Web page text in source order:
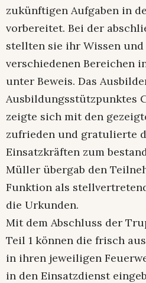
zukünftigen Aufgaben in
vorbereitet. Bei der
stellten sie ihr Wissen
verschiedenen Bereichen
unter Beweis. Das
Ausbildungsstützpunktes
zeigte sich mit den
zufrieden und gratulierte
Einsatzkräften zum
Müller übergab den
Funktion als
die Urkunden.
Mit dem Abschluss der
Teil 1 können die frisch
in ihren jeweiligen
in den Einsatzdienst